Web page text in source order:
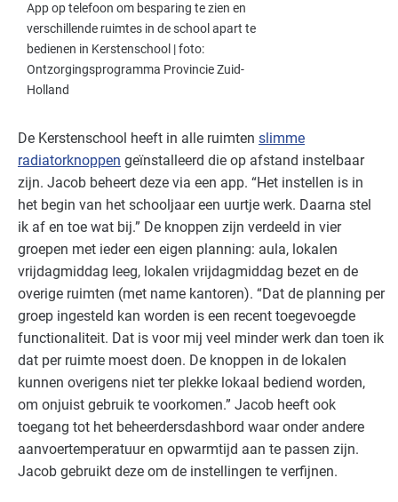
App op telefoon om besparing te zien en
verschillende ruimtes in de school apart te
bedienen in Kerstenschool | foto:
Ontzorgingsprogramma Provincie Zuid-
Holland
De Kerstenschool heeft in alle ruimten slimme
radiatorknoppen geïnstalleerd die op afstand instelbaar
zijn. Jacob beheert deze via een app. “Het instellen is in
het begin van het schooljaar een uurtje werk. Daarna stel
ik af en toe wat bij.” De knoppen zijn verdeeld in vier
groepen met ieder een eigen planning: aula, lokalen
vrijdagmiddag leeg, lokalen vrijdagmiddag bezet en de
overige ruimten (met name kantoren). “Dat de planning per
groep ingesteld kan worden is een recent toegevoegde
functionaliteit. Dat is voor mij veel minder werk dan toen ik
dat per ruimte moest doen. De knoppen in de lokalen
kunnen overigens niet ter plekke lokaal bediend worden,
om onjuist gebruik te voorkomen.” Jacob heeft ook
toegang tot het beheerdersdashbord waar onder andere
aanvoertemperatuur en opwarmtijd aan te passen zijn.
Jacob gebruikt deze om de instellingen te verfijnen.